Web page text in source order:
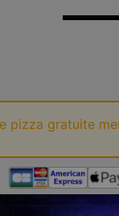
pizza gratuite